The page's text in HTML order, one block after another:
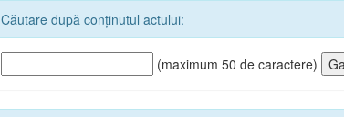
Căutare după conținutul actului:
(maximum 50 de caractere)